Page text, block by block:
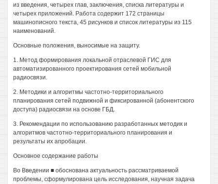
из введения, четырех глав, заключения, списка литературы и
четырех приложений. Работа содержит 172 страницы
машинописного текста, 45 рисунков и список литературы из 115
наименований.
Основные положения, выносимые на защиту.
1. Метод формирования локальной отраслевой ГИС для
автоматизированного проектирования сетей мобильной
радиосвязи.
2. Методики и алгоритмы частотно-территориального
планирования сетей подвижной и фиксированной (абонентского
доступа) радиосвязи на основе ГБД.
3. Рекомендации по использованию разработанных методик и
алгоритмов частотно-территориального планирования и
результаты их апробации.
Основное содержание работы
Во Введении ■ обоснована актуальность рассматриваемой
проблемы, сформулирована цель исследования, научная задача